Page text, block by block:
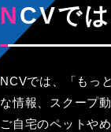
NCVで
NCVでは、「もっ
な情報、スクープ
ご自宅のペットや